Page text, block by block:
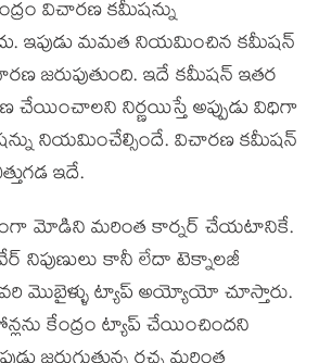
విచారణ కమీషన్ను
ఇపుడు మమత నియమించిన కమీషన్
జరుపుతుంది. ఇదే కమీషన్ ఇతర
చేయించాలని నిర్ణయిస్తే అప్పుడు విధిగా
నియమించేల్సిందే. విచారణ కమీషన్
ఇదే.
మోడిని మరింత కార్నర్ చేయటానికే.
నిపుణులు కానీ లేదా టెక్నాలజీ
మొబైళ్ళు ట్యాప్ అయ్యోయో చూస్తారు.
కేంద్రం ట్యాప్ చేయించిందని